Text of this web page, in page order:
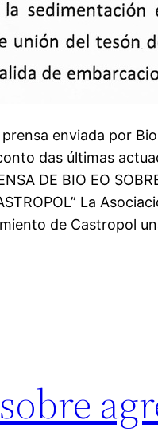
enviada por
das últimas
DE BIO EO
La
de Castropol